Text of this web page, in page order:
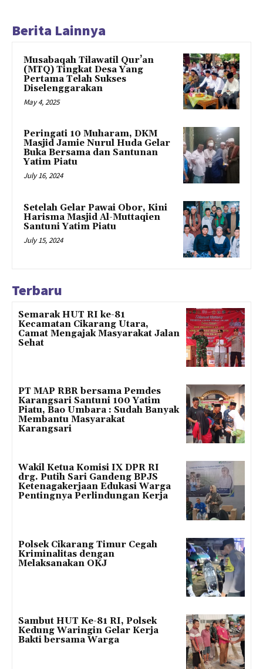
Berita Lainnya
Musabaqah Tilawatil Qur’an
(MTQ) Tingkat Desa Yang
Pertama Telah Sukses
Diselenggarakan
May 4, 2025
Peringati 10 Muharam, DKM
Masjid Jamie Nurul Huda Gelar
Buka Bersama dan Santunan
Yatim Piatu
July 16, 2024
Setelah Gelar Pawai Obor, Kini
Harisma Masjid Al-Muttaqien
Santuni Yatim Piatu
July 15, 2024
Terbaru
Semarak HUT RI ke-81
Kecamatan Cikarang Utara,
Camat Mengajak Masyarakat Jalan
Sehat
PT MAP RBR bersama Pemdes
Karangsari Santuni 100 Yatim
Piatu, Bao Umbara : Sudah Banyak
Membantu Masyarakat
Karangsari
Wakil Ketua Komisi IX DPR RI
drg. Putih Sari Gandeng BPJS
Ketenagakerjaan Edukasi Warga
Pentingnya Perlindungan Kerja
Polsek Cikarang Timur Cegah
Kriminalitas dengan
Melaksanakan OKJ
Sambut HUT Ke-81 RI, Polsek
Kedung Waringin Gelar Kerja
Bakti bersama Warga